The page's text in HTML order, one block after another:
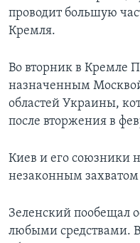
проводит большую
Кремля.
Во вторник в Кремле
назначенным
областей Украины,
после вторжения в
Киев и его союзники
незаконным захватом
Зеленский пообещал
любыми средствами.